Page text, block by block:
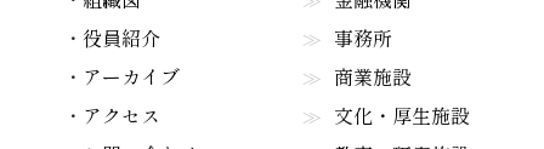
役員紹介
アーカイブ
アクセス
事務所
商業施設
文化・厚生施設